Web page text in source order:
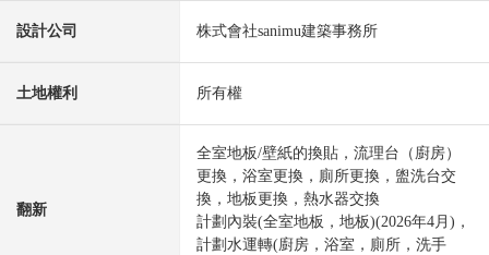
設計公司 株式會社sanimu建築事務所
土地權利 所有權
翻新
全室地板/壁紙的換貼，流理台（廚房）
更換，浴室更換，廁所更換，盥洗台交
換，地板更換，熱水器交換
計劃內裝(全室地板，地板)(2026年4月)，
計劃水運轉(廚房，浴室，廁所，洗手